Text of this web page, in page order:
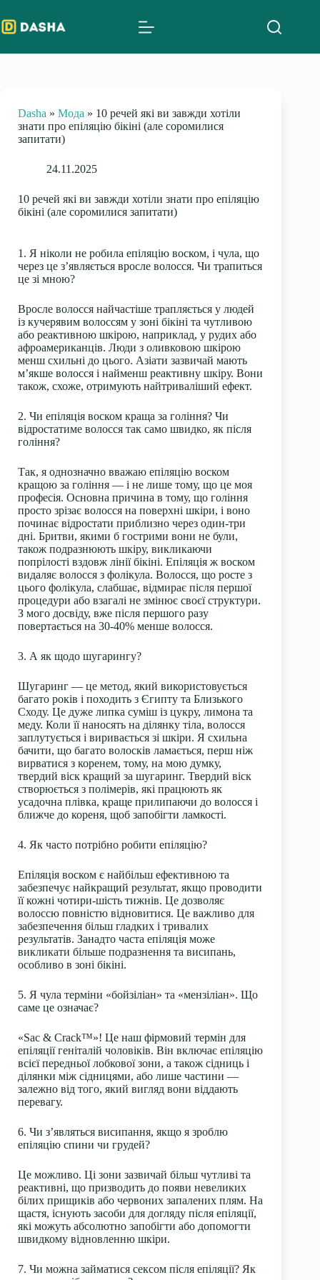
to
content
Dasha » Мода » 10 речей які ви завжди хотіли
знати про епіляцію бікіні (але соромилися
запитати)
24.11.2025
10 речей які ви завжди хотіли знати про епіляцію
бікіні (але соромилися запитати)
1. Я ніколи не робила епіляцію воском, і чула, що
через це з’являється вросле волосся. Чи трапиться
це зі мною?
Вросле волосся найчастіше трапляється у людей
із кучерявим волоссям у зоні бікіні та чутливою
або реактивною шкірою, наприклад, у рудих або
афроамериканців. Люди з оливковою шкірою
менш схильні до цього. Азіати зазвичай мають
м’якше волосся і найменш реактивну шкіру. Вони
також, схоже, отримують найтриваліший ефект.
2. Чи епіляція воском краща за гоління? Чи
відростатиме волосся так само швидко, як після
гоління?
Так, я однозначно вважаю епіляцію воском
кращою за гоління — і не лише тому, що це моя
професія. Основна причина в тому, що гоління
просто зрізає волосся на поверхні шкіри, і воно
починає відростати приблизно через один-три
дні. Бритви, якими б гострими вони не були,
також подразнюють шкіру, викликаючи
попрілості вздовж лінії бікіні. Епіляція ж воском
видаляє волосся з фолікула. Волосся, що росте з
цього фолікула, слабшає, відмирає після першої
процедури або взагалі не змінює своєї структури.
З мого досвіду, вже після першого разу
повертається на 30-40% менше волосся.
3. А як щодо шугарингу?
Шугаринг — це метод, який використовується
багато років і походить з Єгипту та Близького
Сходу. Це дуже липка суміш із цукру, лимона та
меду. Коли її наносять на ділянку тіла, волосся
заплутується і виривається зі шкіри. Я схильна
бачити, що багато волосків ламається, перш ніж
вирватися з коренем, тому, на мою думку,
твердий віск кращий за шугаринг. Твердий віск
створюється з полімерів, які працюють як
усадочна плівка, краще прилипаючи до волосся і
ближче до кореня, щоб запобігти ламкості.
4. Як часто потрібно робити епіляцію?
Епіляція воском є найбільш ефективною та
забезпечує найкращий результат, якщо проводити
її кожні чотири-шість тижнів. Це дозволяє
волоссю повністю відновитися. Це важливо для
забезпечення більш гладких і тривалих
результатів. Занадто часта епіляція може
викликати більше подразнення та висипань,
особливо в зоні бікіні.
5. Я чула терміни «бойзіліан» та «мензіліан». Що
саме це означає?
«Sac & Crack™»! Це наш фірмовий термін для
епіляції геніталій чоловіків. Він включає епіляцію
всієї передньої лобкової зони, а також сідниць і
ділянки між сідницями, або лише частини —
залежно від того, який вигляд вони віддають
перевагу.
6. Чи з’являться висипання, якщо я зроблю
епіляцію спини чи грудей?
Це можливо. Ці зони зазвичай більш чутливі та
реактивні, що призводить до появи невеликих
білих прищиків або червоних запалених плям. На
щастя, існують засоби для догляду після епіляції,
які можуть абсолютно запобігти або допомогти
швидкому відновленню шкіри.
7. Чи можна займатися сексом після епіляції? Як